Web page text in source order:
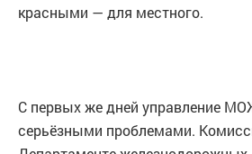
красными — для местного.
С первых же дней управление
серьёзными проблемами.